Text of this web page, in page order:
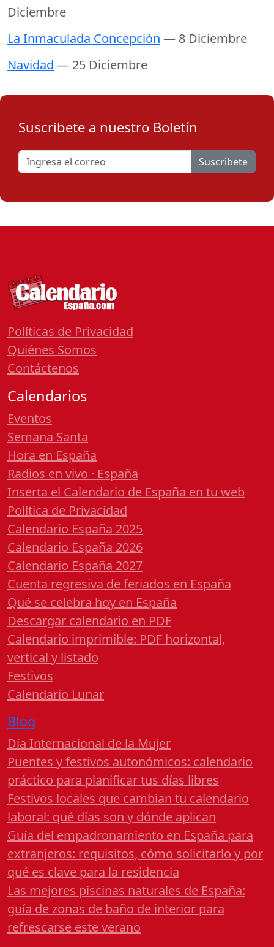
Diciembre
La Inmaculada Concepción — 8 Diciembre
Navidad — 25 Diciembre
Suscribete a nuestro Boletín
Suscribete
Políticas de Privacidad
Quiénes Somos
Contáctenos
Calendarios
Eventos
Semana Santa
Hora en España
Radios en vivo · España
Inserta el Calendario de España en tu web
Política de Privacidad
Calendario España 2025
Calendario España 2026
Calendario España 2027
Cuenta regresiva de feriados en España
Qué se celebra hoy en España
Descargar calendario en PDF
Calendario imprimible: PDF horizontal,
vertical y listado
Festivos
Calendario Lunar
Blog
Día Internacional de la Mujer
Puentes y festivos autonómicos: calendario
práctico para planificar tus días libres
Festivos locales que cambian tu calendario
laboral: qué días son y dónde aplican
Guía del empadronamiento en España para
extranjeros: requisitos, cómo solicitarlo y por
qué es clave para la residencia
Las mejores piscinas naturales de España:
guía de zonas de baño de interior para
refrescarse este verano